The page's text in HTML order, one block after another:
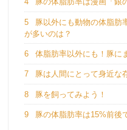
5
豚以外にも動物の体脂肪
が多いのは？
6 体脂肪率以外にも！豚に
7 豚は人間にとって身近な
8 豚を飼ってみよう！
9 豚の体脂肪率は15%前後